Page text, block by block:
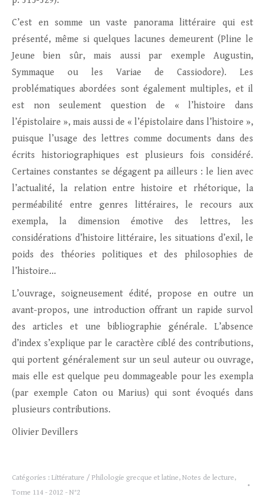
C’est en somme un vaste panorama littéraire qui est
présenté, même si quelques lacunes demeurent (Pline le
Jeune bien sûr, mais aussi par exemple Augustin,
Symmaque ou les Variae de Cassiodore). Les
problématiques abordées sont également multiples, et il
est non seulement question de « l’histoire dans
l’épistolaire », mais aussi de « l’épistolaire dans l’histoire »,
puisque l’usage des lettres comme documents dans des
écrits historiographiques est plusieurs fois considéré.
Certaines constantes se dégagent pa ailleurs : le lien avec
l’actualité, la relation entre histoire et rhétorique, la
perméabilité entre genres littéraires, le recours aux
exempla, la dimension émotive des lettres, les
considérations d’histoire littéraire, les situations d’exil, le
poids des théories politiques et des philosophies de
l’histoire…
L’ouvrage, soigneusement édité, propose en outre un
avant-propos, une introduction offrant un rapide survol
des articles et une bibliographie générale. L’absence
d’index s’explique par le caractère ciblé des contributions,
qui portent généralement sur un seul auteur ou ouvrage,
mais elle est quelque peu dommageable pour les exempla
(par exemple Caton ou Marius) qui sont évoqués dans
plusieurs contributions.
Olivier Devillers
Catégories : Littérature / Philologie grecque et latine, Notes de lecture,
Tome 114 - 2012 - N°2